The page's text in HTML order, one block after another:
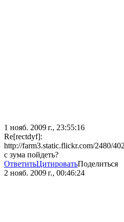
1 нояб. 2009 г., 23:55:16
Re[rectdyf]:
http://farm3.static.flickr.com/2480/
с зума пойдеть?
ОтветитьЦитироватьПоделиться
2 нояб. 2009 г., 00:46:24